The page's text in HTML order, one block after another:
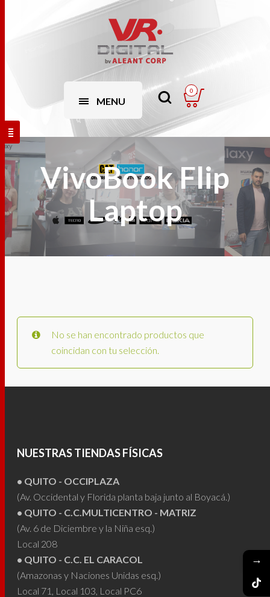
MENU
0
VivoBook Flip
Laptop
No se han encontrado productos que
coincidan con tu selección.
NUESTRAS TIENDAS FÍSICAS
• QUITO - OCCIPLAZA
(Av. Occidental y Florida planta baja junto al Boyacá.)
• QUITO - C.C.MULTICENTRO - MATRIZ
(Av. 6 de Diciembre y la Niña esq.)
Local 208
• QUITO - C.C. EL CARACOL
(Amazonas y Naciones Unidas esq.)
Local 71, Local 103, Local PC6
→